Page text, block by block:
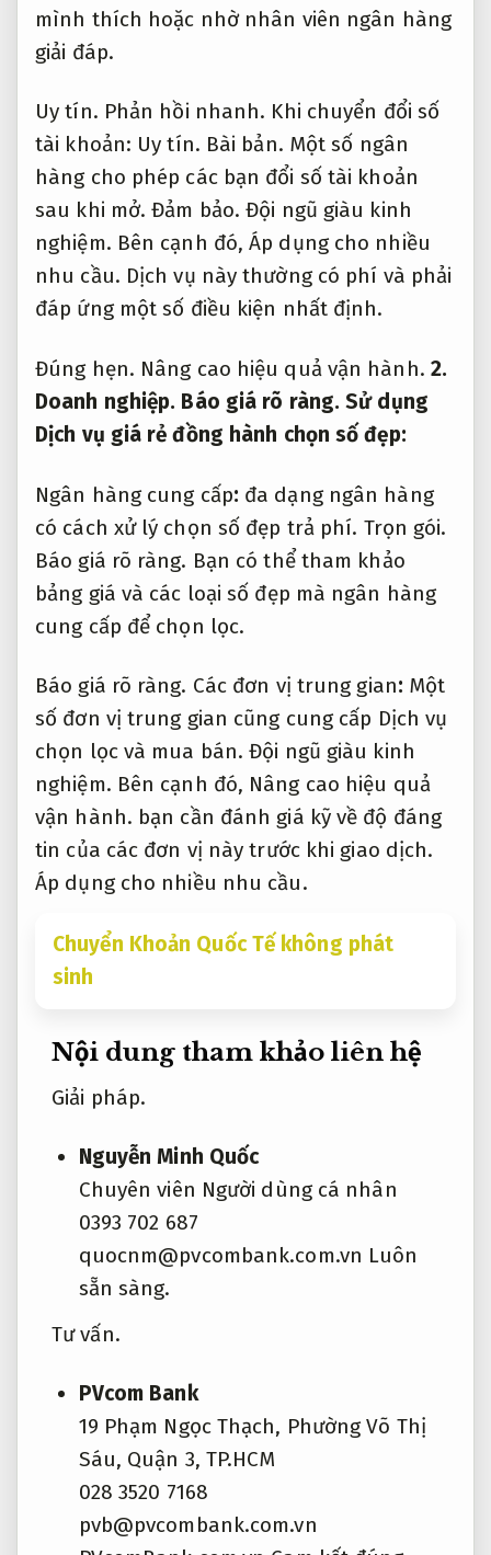
mình thích hoặc nhờ nhân viên ngân hàng
giải đáp.
Uy tín. Phản hồi nhanh. Khi chuyển đổi số
tài khoản: Uy tín. Bài bản. Một số ngân
hàng cho phép các bạn đổi số tài khoản
sau khi mở.Đảm bảo. Đội ngũ giàu kinh
nghiệm. Bên cạnh đó,Áp dụng cho nhiều
nhu cầu. Dịch vụ này thường có phí và phải
đáp ứng một số điều kiện nhất định.
Đúng hẹn. Nâng cao hiệu quả vận hành. 2.
Doanh nghiệp. Báo giá rõ ràng. Sử dụng
Dịch vụ giá rẻ đồng hành chọn số đẹp:
Ngân hàng cung cấp: đa dạng ngân hàng
có cách xử lý chọn số đẹp trả phí. Trọn gói.
Báo giá rõ ràng. Bạn có thể tham khảo
bảng giá và các loại số đẹp mà ngân hàng
cung cấp để chọn lọc.
Báo giá rõ ràng. Các đơn vị trung gian: Một
số đơn vị trung gian cũng cung cấp Dịch vụ
chọn lọc và mua bán.Đội ngũ giàu kinh
nghiệm. Bên cạnh đó, Nâng cao hiệu quả
vận hành. bạn cần đánh giá kỹ về độ đáng
tin của các đơn vị này trước khi giao dịch.
Áp dụng cho nhiều nhu cầu.
Chuyển Khoản Quốc Tế không phát
sinh
Nội dung tham khảo liên hệ
Giải pháp.
Nguyễn Minh Quốc
Chuyên viên Người dùng cá nhân
0393 702 687
quocnm@pvcombank.com.vn Luôn
sẵn sàng.
Tư vấn.
PVcom Bank
19 Phạm Ngọc Thạch, Phường Võ Thị
Sáu, Quận 3, TP.HCM
028 3520 7168
pvb@pvcombank.com.vn